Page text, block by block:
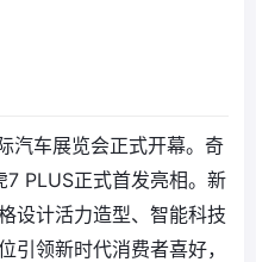
汽车展览会正式开幕。奇
PLUS正式首发亮相。新
设计活力造型、智能科技
引领新时代消费者喜好，